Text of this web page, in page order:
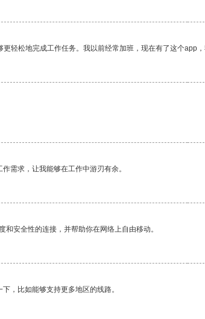
轻松地完成工作任务。我以前经常加班，现在有了这个app
需求，让我能够在工作中游刃有余。
安全性的连接，并帮助你在网络上自由移动。
，比如能够支持更多地区的线路。